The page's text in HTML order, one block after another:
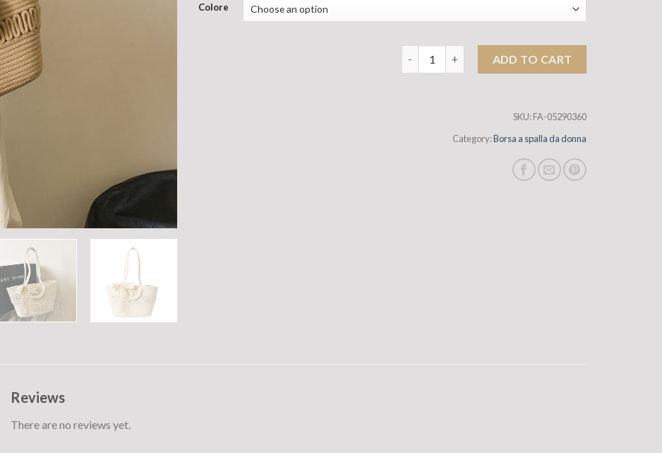
Colore
ADD TO CART
SKU:FA-05290360
Category:Borsa a spalla da donna
Reviews
There are no reviews yet.